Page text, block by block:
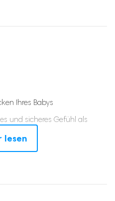
Ihres Babys
und sicheres Gefühl als
lesen